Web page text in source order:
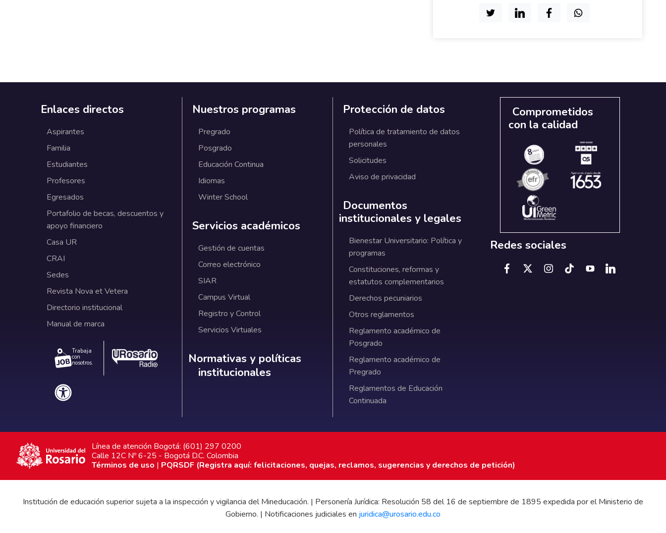
Enlaces directos
Aspirantes
Familia
Estudiantes
Profesores
Egresados
Portafolio de becas, descuentos y
apoyo financiero
Casa UR
CRAI
Sedes
Revista Nova et Vetera
Directorio institucional
Manual de marca
Trabaja
con
nosotros.
Nuestros programas
Pregrado
Posgrado
Educación Continua
Idiomas
Winter School
Servicios académicos
Gestión de cuentas
Correo electrónico
SIAR
Campus Virtual
Registro y Control
Servicios Virtuales
Normativas y políticas institucionales
Normativas y políticas
institucionales
Protección de datos
Política de tratamiento de datos
personales
Solicitudes
Aviso de privacidad
Documentos
institucionales y legales
Bienestar Universitario: Política y
programas
Constituciones, reformas y
estatutos complementarios
Derechos pecuniarios
Otros reglamentos
Reglamento académico de
Posgrado
Reglamento académico de
Pregrado
Reglamentos de Educación
Continuada
Comprometidos
con la calidad
Redes sociales
Línea de atención Bogotá: (601) 297 0200
Calle 12C Nº 6-25 - Bogotá D.C. Colombia
Términos de uso | PQRSDF (Registra aquí: felicitaciones, quejas, reclamos, sugerencias y derechos de petición)
Institución de educación superior sujeta a la inspección y vigilancia del Mineducación. | Personería Jurídica: Resolución 58 del 16 de septiembre de 1895 expedida por el Ministerio de
Gobierno. | Notificaciones judiciales en juridica@urosario.edu.co